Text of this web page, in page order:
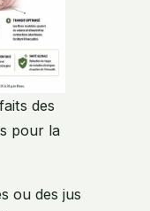
des
pour la
ou des jus